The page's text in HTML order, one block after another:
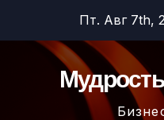
содержимому
Пт. Авг 7th,